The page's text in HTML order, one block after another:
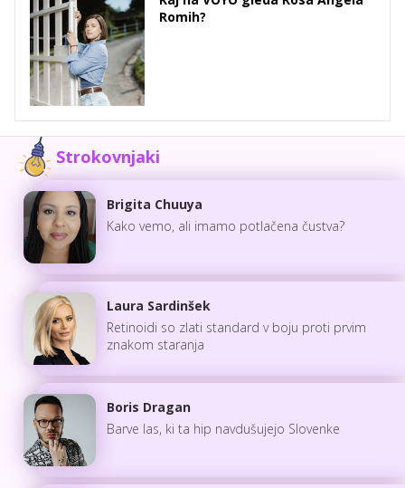
Romih?
Strokovnjaki
Brigita Chuuya
Kako vemo, ali imamo potlačena čustva?
Laura Sardinšek
Retinoidi so zlati standard v boju proti prvim
znakom staranja
Boris Dragan
Barve las, ki ta hip navdušujejo Slovenke